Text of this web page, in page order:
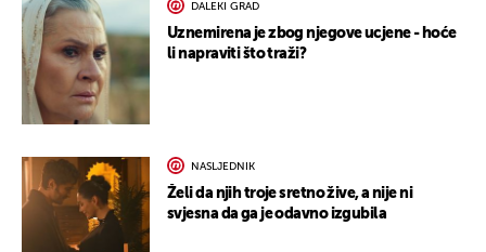
DALEKI GRAD
Uznemirena je zbog njegove ucjene - hoće
li napraviti što traži?
NASLJEDNIK
Želi da njih troje sretno žive, a nije ni
svjesna da ga je odavno izgubila